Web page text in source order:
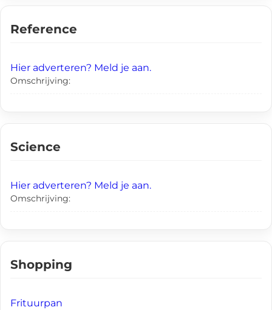
Reference
Hier adverteren? Meld je aan.
Omschrijving:
Science
Hier adverteren? Meld je aan.
Omschrijving:
Shopping
Frituurpan